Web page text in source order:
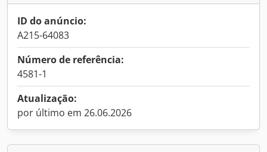
ID do anúncio:
A215-64083
Número de referência:
4581-1
Atualização:
por último em 26.06.2026